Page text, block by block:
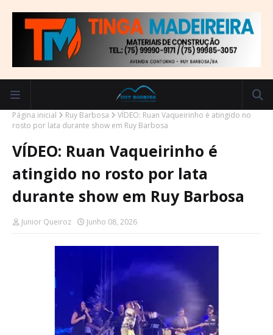
Página inicial Ruy Barbosa
VÍDEO: Ruan Vaqueirinho é atingido no
rosto por lata durante show em Ruy Barbosa
VÍDEO: Ruan Vaqueirinho é
atingido no rosto por lata
durante show em Ruy Barbosa
Junior Queiroz Junho 08, 2026